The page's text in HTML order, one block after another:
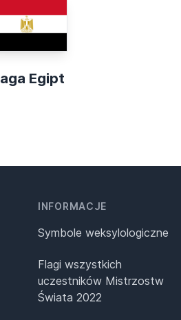
Egipt
INFORMACJE
Symbole weksylologiczne
Flagi wszystkich
uczestników Mistrzostw
Świata 2022